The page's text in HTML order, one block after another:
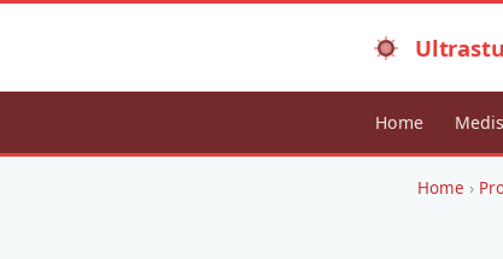
Home
Home ›